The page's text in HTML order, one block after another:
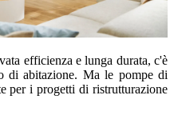
efficienza e lunga durata, c'è
di abitazione. Ma le pompe di
per i progetti di ristrutturazione